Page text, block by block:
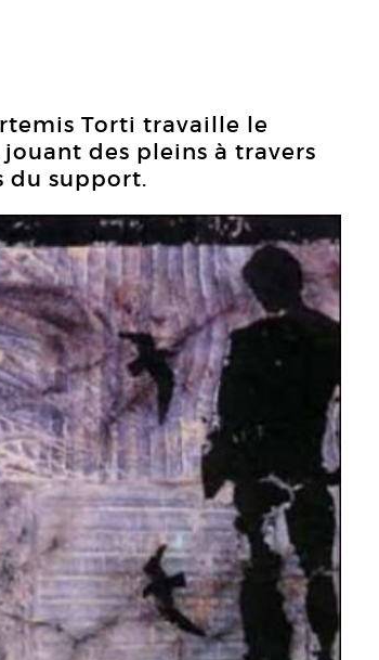
Torti travaille le
des pleins à travers
du support.